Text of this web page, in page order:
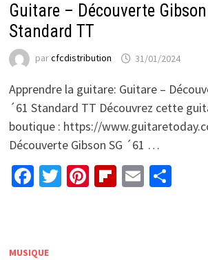
Guitare – Découverte Gibson
Standard TT
parcfcdistribution 31/01/2024
Apprendre la guitare: Guitare –
´61 Standard TT Découvrez cette
boutique : https://
Découverte Gibson SG ´61 …
Facebook
Twitter
Pinterest
Flipboard
Email
MUSIQUE